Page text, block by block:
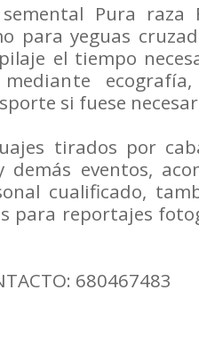
Pura
para yeguas
el tiempo
ecografía,
si fuese
tirados por
demás eventos,
cualificado,
para reportajes
680467483